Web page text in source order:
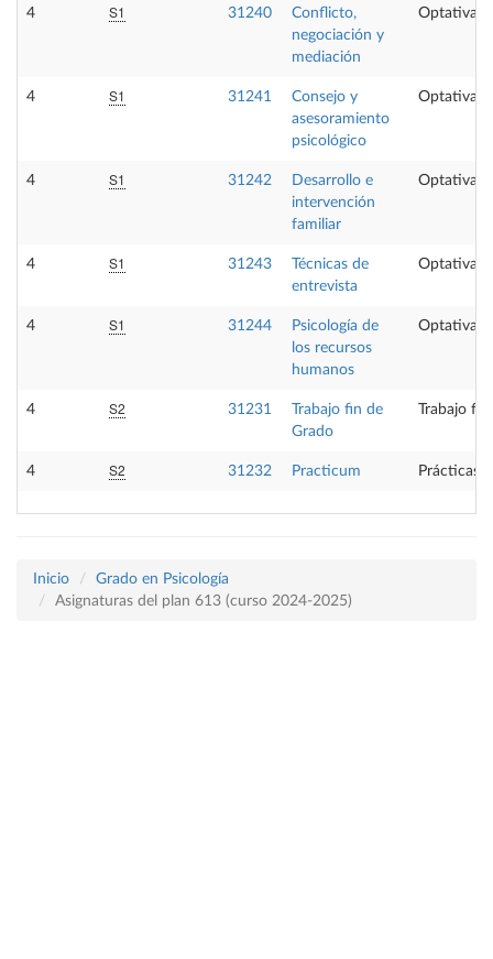
4 S1 31240
Conflicto,
negociación y
mediación
Optativa
4 S1 31241
Consejo y
asesoramiento
psicológico
Optativa
4 S1 31242
Desarrollo e
intervención
familiar
Optativa
4 S1 31243
Técnicas de
entrevista
Optativa
4 S1 31244
Psicología de
los recursos
humanos
Optativa
4 S2 31231
Trabajo fin de
Grado
Trabajo
4 S2 31232 Practicum Prácticas
Inicio
Grado en Psicología
Asignaturas del plan 613 (curso 2024-2025)